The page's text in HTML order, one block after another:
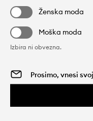
Ženska moda
Moška moda
Izbira ni obvezna.